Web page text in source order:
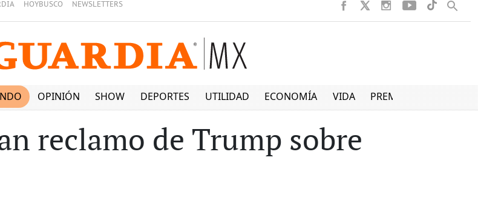
HOYBUSCO NEWSLETTERS
OPINIÓN SHOW DEPORTES UTILIDAD ECONOMÍA VIDA PREMIUM
reclamo de Trump sobre